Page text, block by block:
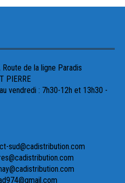
de la ligne Paradis
PIERRE
vendredi : 7h30-12h et 13h30 -
sud@cadistribution.com